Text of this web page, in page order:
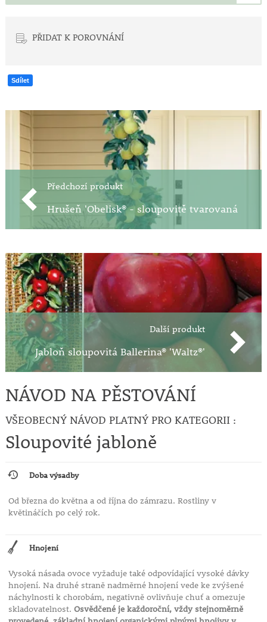
PŘIDAT K POROVNÁNÍ
Sdílet
Předchozí produkt
Hrušeň 'Obelisk® - sloupovitě tvarovaná
Další produkt
Jabloň sloupovitá Ballerina® 'Waltz®'
NÁVOD NA PĚSTOVÁNÍ
VŠEOBECNÝ NÁVOD PLATNÝ PRO KATEGORII :
Sloupovité jabloně
Doba výsadby
Od března do května a od října do zámrazu. Rostliny v
květináčích po celý rok.
Hnojení
Vysoká násada ovoce vyžaduje také odpovídající vysoké dávky
hnojení. Na druhé straně nadměrné hnojení vede ke zvýšené
náchylnosti k chorobám, negativně ovlivňuje chuť a omezuje
skladovatelnost. Osvědčené je každoroční, vždy stejnoměrně